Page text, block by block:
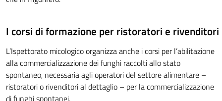
I corsi di formazione per ristoratori e rivenditori
L’Ispettorato micologico organizza anche i corsi per l’abilitazione
alla commercializzazione dei funghi raccolti allo stato
spontaneo, necessaria agli operatori del settore alimentare –
ristoratori o rivenditori al dettaglio – per la commercializzazione